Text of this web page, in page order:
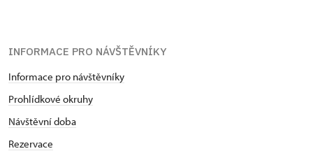
INFORMACE PRO NÁVŠTĚVNÍKY
Informace pro návštěvníky
Prohlídkové okruhy
Návštěvní doba
Rezervace